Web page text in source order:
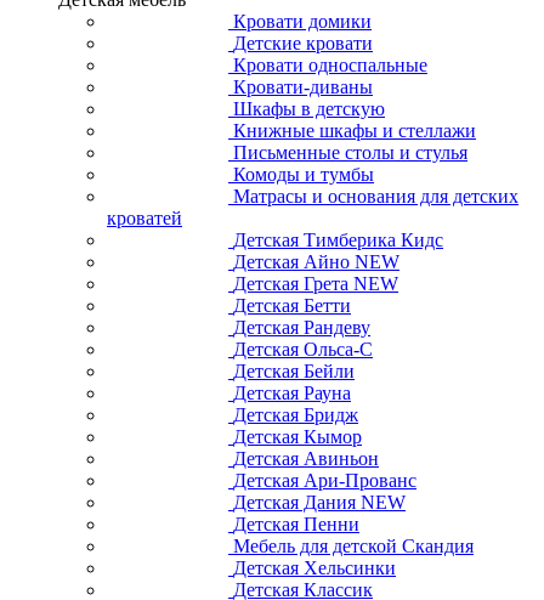
Кровати домики
Детские кровати
Кровати односпальные
Кровати-диваны
Шкафы в детскую
Книжные шкафы и стеллажи
Письменные столы и стулья
Комоды и тумбы
Матрасы и основания для детских
кроватей
Детская Тимберика Кидс
Детская Айно NEW
Детская Грета NEW
Детская Бетти
Детская Рандеву
Детская Ольса-С
Детская Бейли
Детская Рауна
Детская Бридж
Детская Кымор
Детская Авиньон
Детская Ари-Прованс
Детская Дания NEW
Детская Пенни
Мебель для детской Скандия
Детская Хельсинки
Детская Классик